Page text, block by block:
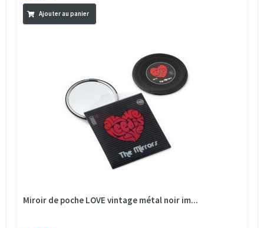
Ajouter au panier
Miroir de poche LOVE vintage métal noir im...